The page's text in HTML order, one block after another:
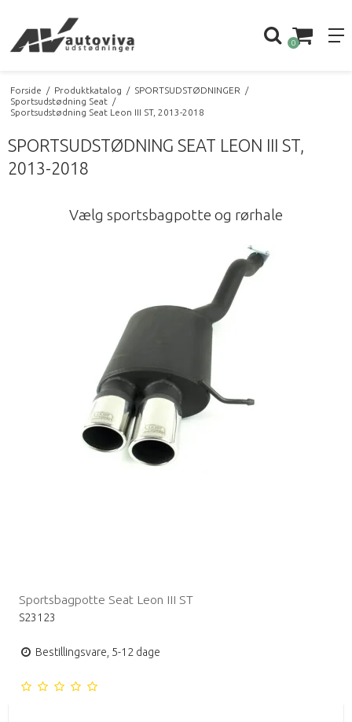
0
Forside / Produktkatalog / SPORTSUDSTØDNINGER
/
Sportsudstødning Seat /
Sportsudstødning Seat Leon III ST, 2013-2018
SPORTSUDSTØDNING SEAT LEON III ST,
2013-2018
Vælg sportsbagpotte og rørhale
Sportsbagpotte Seat Leon III ST
S23123
Bestillingsvare, 5-12 dage